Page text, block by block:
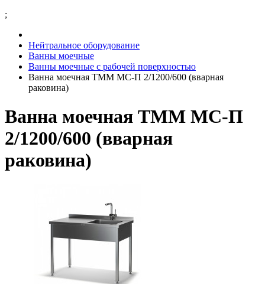
;
Нейтральное оборудование
Ванны моечные
Ванны моечные с рабочей поверхностью
Ванна моечная ТММ МС-П 2/1200/600 (вварная
раковина)
Ванна моечная ТММ МС-П
2/1200/600 (вварная
раковина)